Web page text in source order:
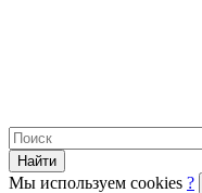
Найти
Мы используем cookies ?